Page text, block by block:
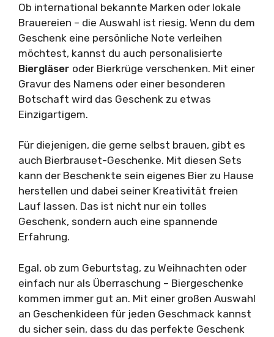
Ob international bekannte Marken oder lokale
Brauereien – die Auswahl ist riesig. Wenn du dem
Geschenk eine persönliche Note verleihen
möchtest, kannst du auch personalisierte
Biergläser oder Bierkrüge verschenken. Mit einer
Gravur des Namens oder einer besonderen
Botschaft wird das Geschenk zu etwas
Einzigartigem.
Für diejenigen, die gerne selbst brauen, gibt es
auch Bierbrauset-Geschenke. Mit diesen Sets
kann der Beschenkte sein eigenes Bier zu Hause
herstellen und dabei seiner Kreativität freien
Lauf lassen. Das ist nicht nur ein tolles
Geschenk, sondern auch eine spannende
Erfahrung.
Egal, ob zum Geburtstag, zu Weihnachten oder
einfach nur als Überraschung – Biergeschenke
kommen immer gut an. Mit einer großen Auswahl
an Geschenkideen für jeden Geschmack kannst
du sicher sein, dass du das perfekte Geschenk